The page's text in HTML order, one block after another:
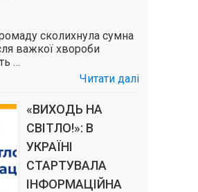
сколихнула сумна
важкої хвороби
…
Читати далі
«ВИХОДЬ НА
СВІТЛО!»: В
УКРАЇНІ
СТАРТУВАЛА
ІНФОРМАЦІЙНА